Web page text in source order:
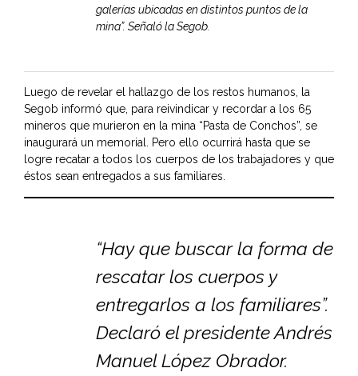
galerías ubicadas en distintos puntos de la
mina”. Señaló la Segob.
Luego de revelar el hallazgo de los restos humanos, la
Segob informó que, para reivindicar y recordar a los 65
mineros que murieron en la mina “Pasta de Conchos”, se
inaugurará un memorial. Pero ello ocurrirá hasta que se
logre recatar a todos los cuerpos de los trabajadores y que
éstos sean entregados a sus familiares.
“Hay que buscar la forma de
rescatar los cuerpos y
entregarlos a los familiares”.
Declaró el presidente Andrés
Manuel López Obrador.